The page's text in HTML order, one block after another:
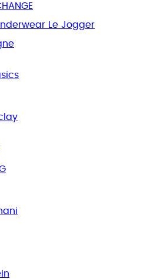
Le Jogger